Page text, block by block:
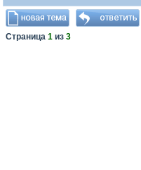
Страница 1 из 3